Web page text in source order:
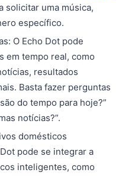
solicitar uma música,
específico.
O Echo Dot pode
em tempo real, como
resultados
Basta fazer perguntas
do tempo para hoje?”
notícias?”.
domésticos
pode se integrar a
inteligentes, como